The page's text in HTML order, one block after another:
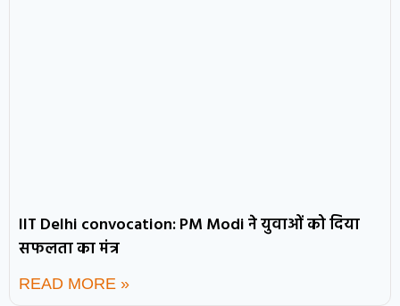
IIT Delhi convocation: PM Modi ने युवाओं को दिया
सफलता का मंत्र
READ MORE »